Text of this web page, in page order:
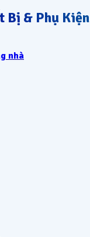
Bị & Phụ Kiện
nhà